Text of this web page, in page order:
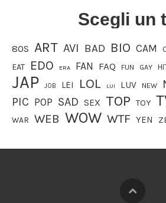
Scegli un
80S ART AVI BAD BIO CAM
EAT EDO ERA FAN FAQ FUN GAY
JAP JOB LEI LOL LUI LUV NEW
PIC POP SAD SEX TOP TOY
WAR WEB WOW WTF YEN